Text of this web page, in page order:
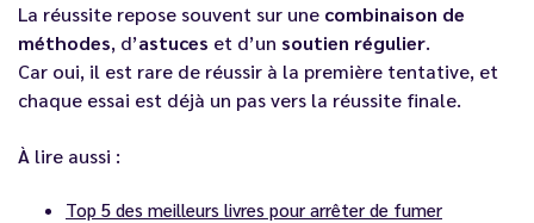
La réussite repose souvent sur une combinaison de
méthodes, d’astuces et d’un soutien régulier.
Car oui, il est rare de réussir à la première tentative, et
chaque essai est déjà un pas vers la réussite finale.
À lire aussi :
Top 5 des meilleurs livres pour arrêter de fumer